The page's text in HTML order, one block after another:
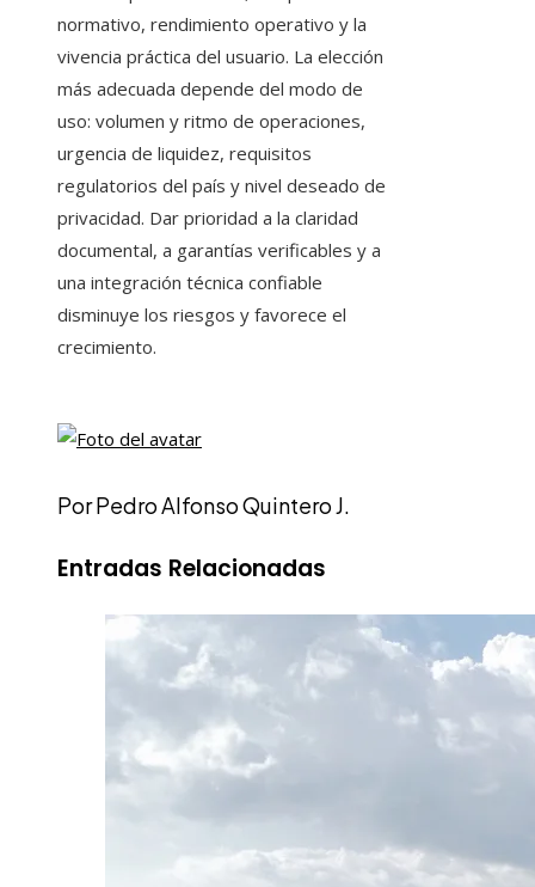
normativo, rendimiento operativo y la
vivencia práctica del usuario. La elección
más adecuada depende del modo de
uso: volumen y ritmo de operaciones,
urgencia de liquidez, requisitos
regulatorios del país y nivel deseado de
privacidad. Dar prioridad a la claridad
documental, a garantías verificables y a
una integración técnica confiable
disminuye los riesgos y favorece el
crecimiento.
Por Pedro Alfonso Quintero J.
Entradas Relacionadas